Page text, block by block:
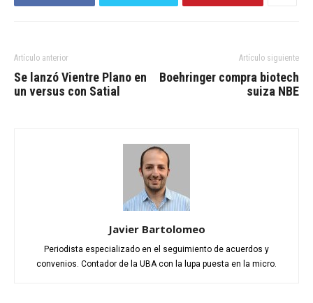
Artículo anterior
Se lanzó Vientre Plano en
un versus con Satial
Artículo siguiente
Boehringer compra biotech
suiza NBE
Javier Bartolomeo
Periodista especializado en el seguimiento de acuerdos y
convenios. Contador de la UBA con la lupa puesta en la micro.